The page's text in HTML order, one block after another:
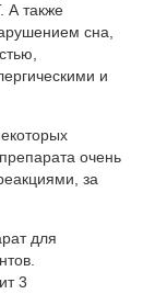
А также
сна,
и
очень
за
для
3